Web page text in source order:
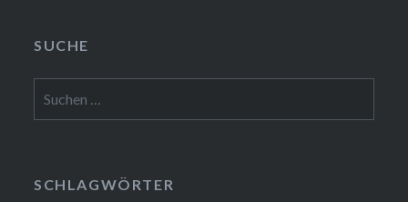
SUCHE
nach:
SCHLAGWÖRTER